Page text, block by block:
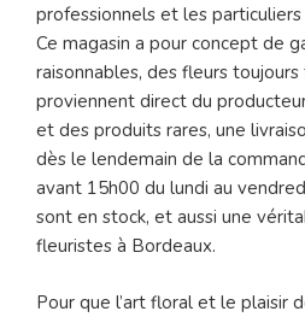
professionnels et les
Ce magasin a pour concept de
raisonnables, des fleurs toujours
proviennent direct du
et des produits rares, une
dès le lendemain de la
avant 15h00 du lundi au
sont en stock, et aussi une
fleuristes à Bordeaux.
Pour que l’art floral et le plaisir